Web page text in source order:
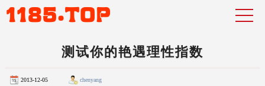
测试你的艳遇理性指数
2013-12-05 chenyang